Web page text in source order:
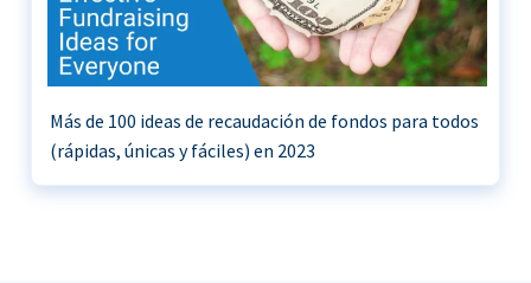
Más de 100 ideas de recaudación de fondos para todos
(rápidas, únicas y fáciles) en 2023